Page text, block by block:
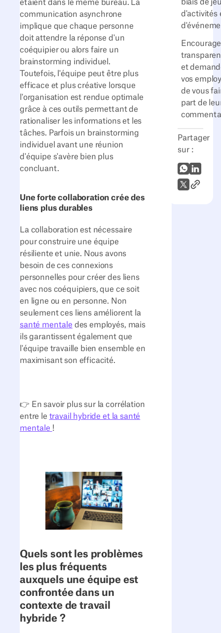
biais de
d'activités
et
vos
de vous
part de
Partager
sur :
WhatsApp
X (Twitter)
Lien
étaient dans le même bureau. La
communication asynchrone
implique que chaque personne
doit attendre la réponse d'un
coéquipier ou alors faire un
brainstorming individuel.
Toutefois, l'équipe peut être plus
efficace et plus créative lorsque
l'organisation est rendue optimale
grâce à ces outils permettant de
rationaliser les informations et les
tâches. Parfois un brainstorming
individuel avant une réunion
d'équipe s'avère bien plus
concluant.
Une forte collaboration crée des
liens plus durables
La collaboration est nécessaire
pour construire une équipe
résiliente et unie. Nous avons
besoin de ces connexions
personnelles pour créer des liens
avec nos coéquipiers, que ce soit
en ligne ou en personne. Non
seulement ces liens améliorent la
santé mentale des employés, mais
ils garantissent également que
l'équipe travaille bien ensemble en
maximisant son efficacité.
👉 En savoir plus sur la corrélation
entre le travail hybride et la santé
mentale !
Quels sont les problèmes
les plus fréquents
auxquels une équipe est
confrontée dans un
contexte de travail
hybride ?